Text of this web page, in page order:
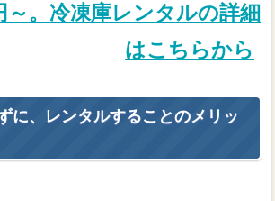
。冷凍庫レンタルの詳細
はこちらから
に、レンタルすることのメリッ